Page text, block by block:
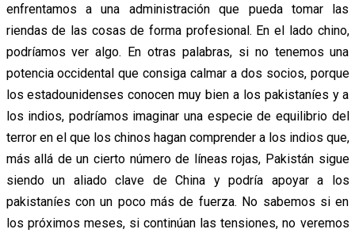
enfrentamos a una administración que pueda tomar las
riendas de las cosas de forma profesional. En el lado chino,
podríamos ver algo. En otras palabras, si no tenemos una
potencia occidental que consiga calmar a dos socios, porque
los estadounidenses conocen muy bien a los pakistaníes y a
los indios, podríamos imaginar una especie de equilibrio del
terror en el que los chinos hagan comprender a los indios que,
más allá de un cierto número de líneas rojas, Pakistán sigue
siendo un aliado clave de China y podría apoyar a los
pakistaníes con un poco más de fuerza. No sabemos si en
los próximos meses, si continúan las tensiones, no veremos